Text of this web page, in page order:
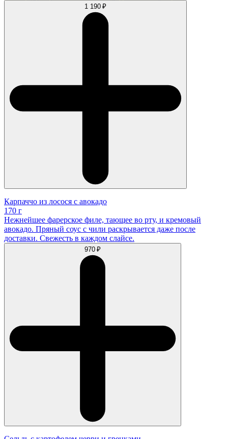
1 190 ₽
Карпаччо из лосося с авокадо
170 г
Нежнейшее фарерское филе, тающее во рту, и кремовый
авокадо. Пряный соус с чили раскрывается даже после
доставки. Свежесть в каждом слайсе.
970 ₽